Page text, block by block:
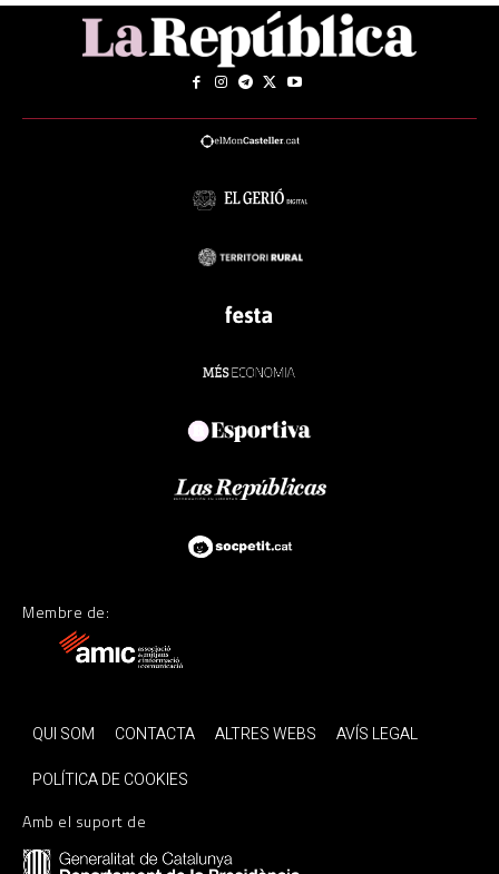
Membre de:
QUI SOM CONTACTA ALTRES WEBS
AVÍS LEGAL
POLÍTICA DE COOKIES
Amb el suport de